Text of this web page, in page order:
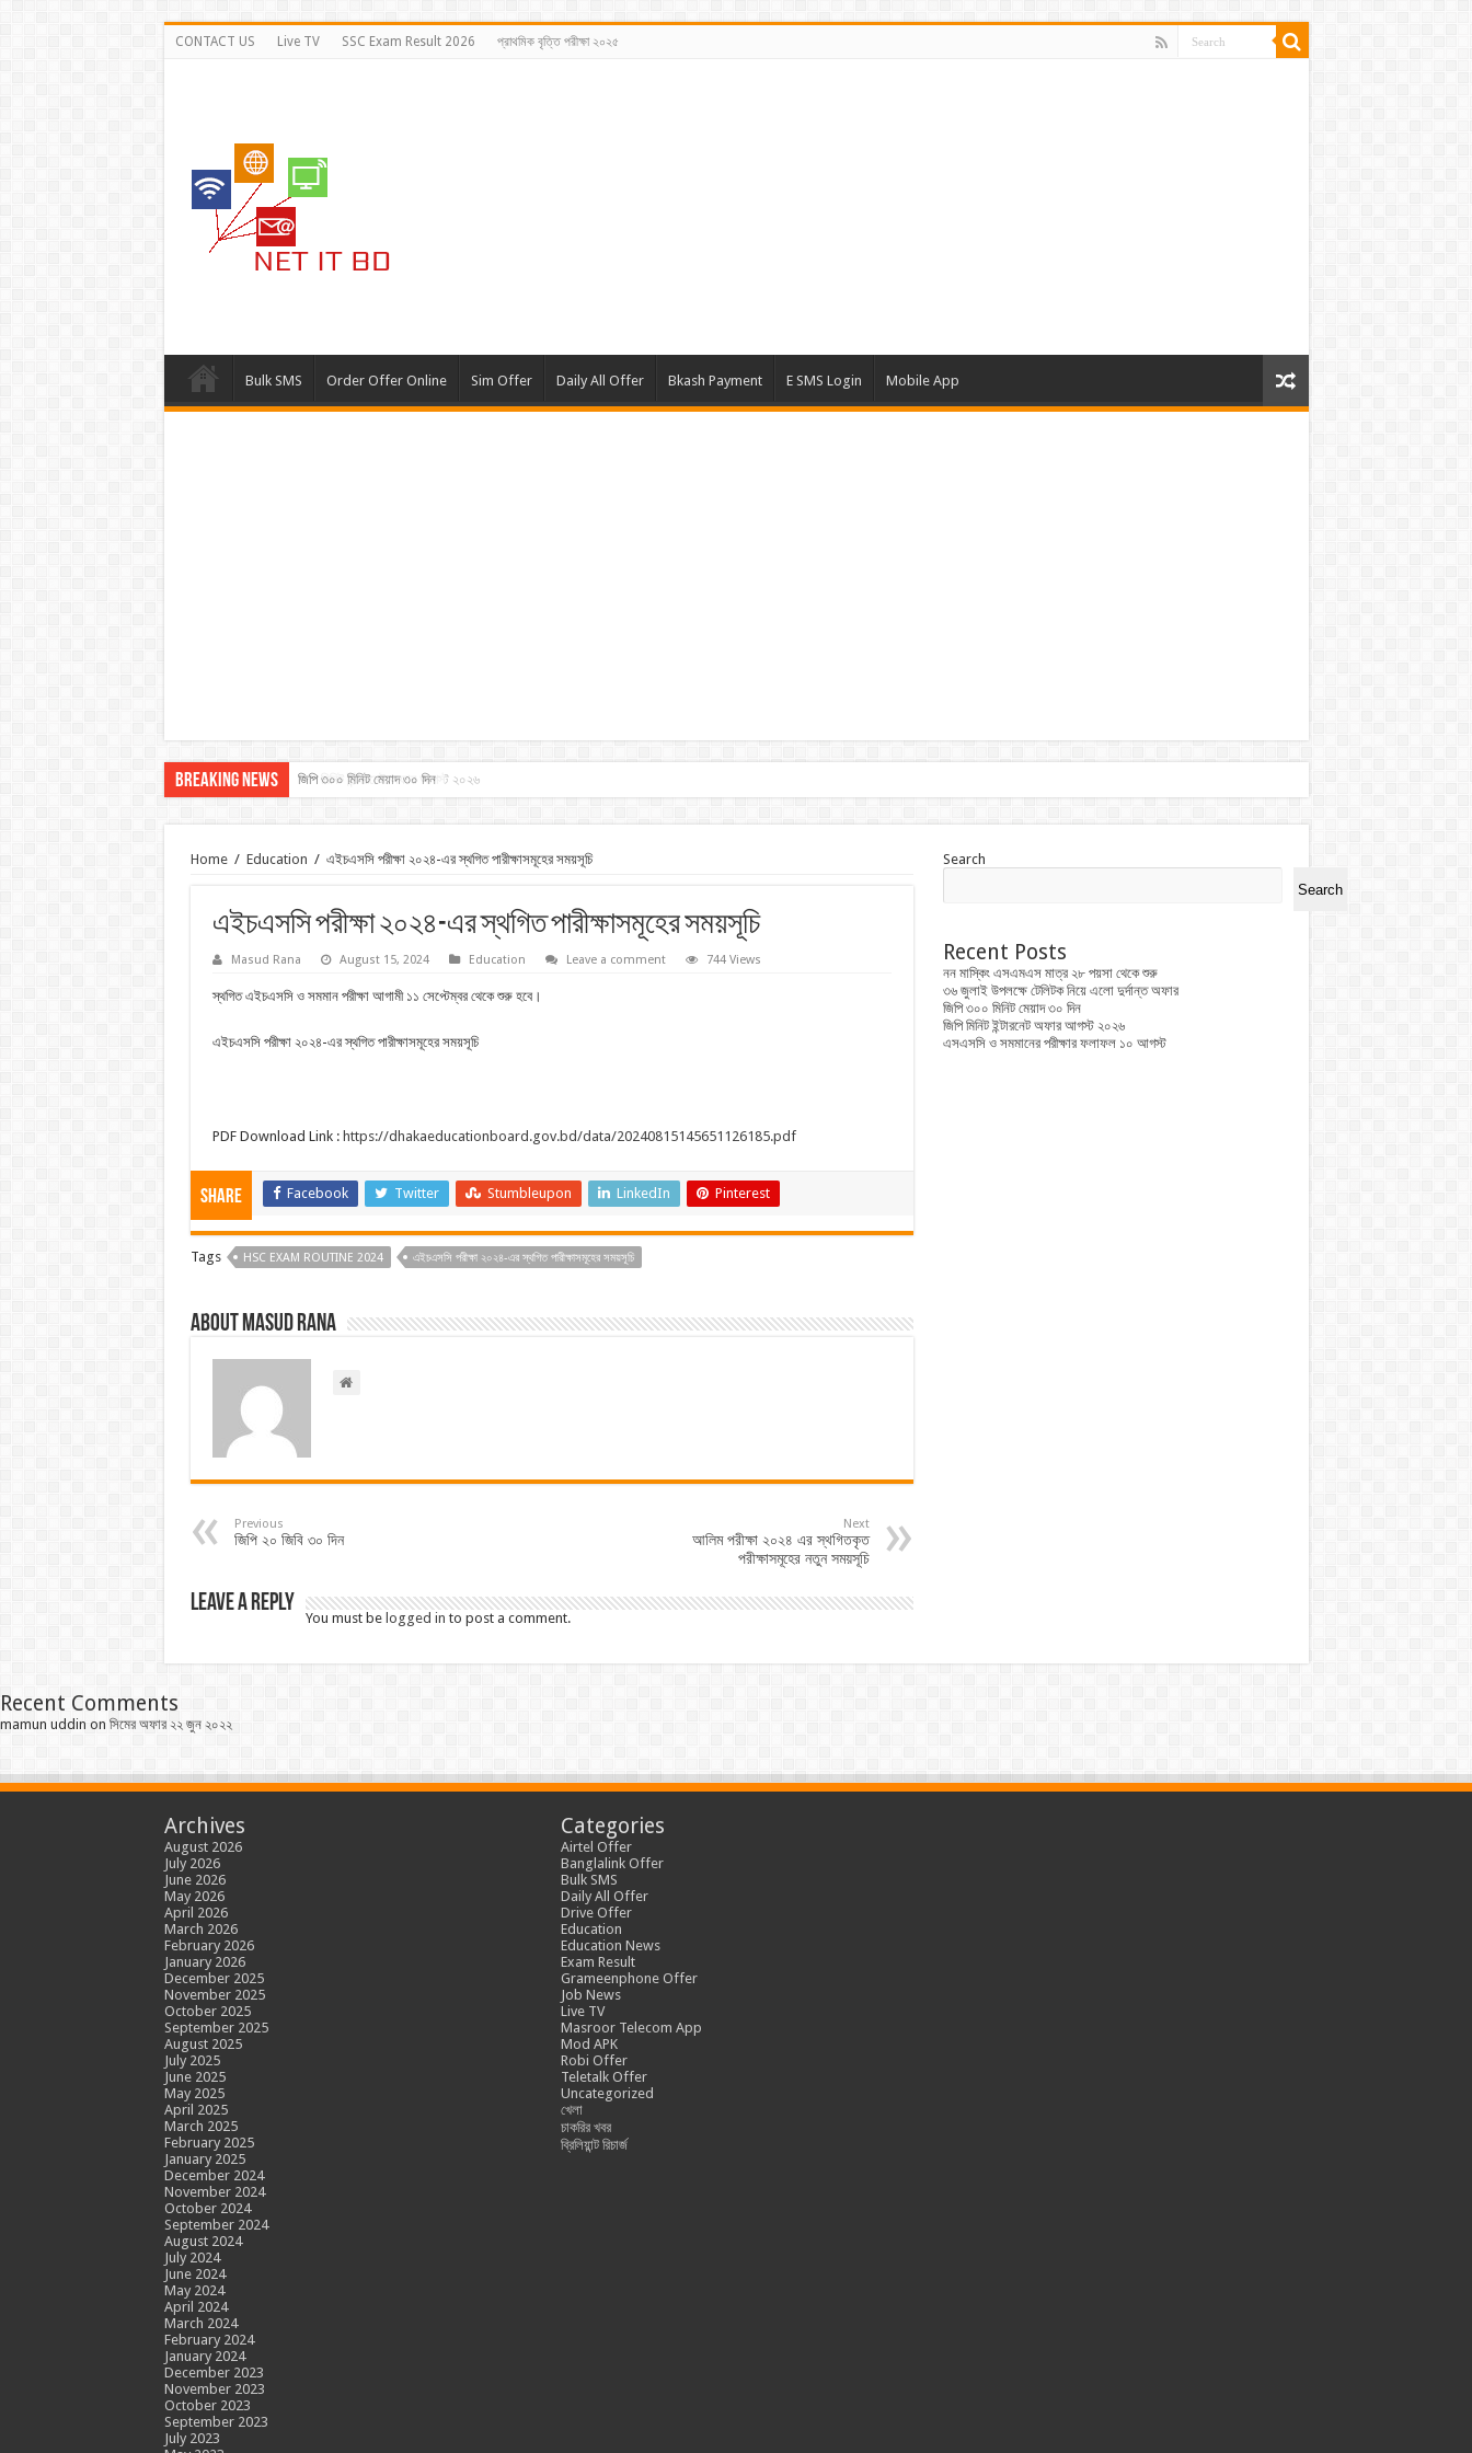
CONTACT US Live TV SSC Exam Result 2026 প্রাথমিক বৃত্তি পরীক্ষা ২০২৫
Bulk SMS Order Offer Online Sim Offer Daily All Offer Bkash Payment E SMS Login Mobile App
Breaking News জিপি ৩০০ মিনিট মেয়াদ ৩০ দিন
জিপি মিনিট ইন্টারনেট অফার আগস্ট ২০২৬
Home / Education / এইচএসসি পরীক্ষা ২০২৪-এর স্থগিত পারীক্ষাসমূহের সময়সূচি
এইচএসসি পরীক্ষা ২০২৪-এর স্থগিত পারীক্ষাসমূহের সময়সূচি
Masud Rana August 15, 2024 Education Leave a comment 744 Views
স্থগিত এইচএসসি ও সমমান পরীক্ষা আগামী ১১ সেপ্টেম্বর থেকে শুরু হবে।
এইচএসসি পরীক্ষা ২০২৪-এর স্থগিত পারীক্ষাসমূহের সময়সূচি
PDF Download Link : https://dhakaeducationboard.gov.bd/data/20240815145651126185.pdf
Share Facebook Twitter Stumbleupon LinkedIn Pinterest
Tags HSC EXAM ROUTINE 2024 এইচএসসি পরীক্ষা ২০২৪-এর স্থগিত পারীক্ষাসমূহের সময়সূচি
About Masud Rana
Previous
জিপি ২০ জিবি ৩০ দিন
Next
আলিম পরীক্ষা ২০২৪ এর স্থগিতকৃত
পরীক্ষাসমূহের নতুন সময়সূচি
Leave a Reply
You must be logged in to post a comment.
Search
Search
Recent Posts
নন মাস্কিং এসএমএস মাত্র ২৮ পয়সা থেকে শুরু
৩৬ জুলাই উপলক্ষে টেলিটক নিয়ে এলো দুর্দান্ত অফার
জিপি ৩০০ মিনিট মেয়াদ ৩০ দিন
জিপি মিনিট ইন্টারনেট অফার আগস্ট ২০২৬
এসএসসি ও সমমানের পরীক্ষার ফলাফল ১০ আগস্ট
Recent Comments
mamun uddin on সিমের অফার ২২ জুন ২০২২
Archives
August 2026
July 2026
June 2026
May 2026
April 2026
March 2026
February 2026
January 2026
December 2025
November 2025
October 2025
September 2025
August 2025
July 2025
June 2025
May 2025
April 2025
March 2025
February 2025
January 2025
December 2024
November 2024
October 2024
September 2024
August 2024
July 2024
June 2024
May 2024
April 2024
March 2024
February 2024
January 2024
December 2023
November 2023
October 2023
September 2023
July 2023
Categories
Airtel Offer
Banglalink Offer
Bulk SMS
Daily All Offer
Drive Offer
Education
Education News
Exam Result
Grameenphone Offer
Job News
Live TV
Masroor Telecom App
Mod APK
Robi Offer
Teletalk Offer
Uncategorized
খেলা
চাকরির খবর
ব্রিলিয়ান্ট রিচার্জ